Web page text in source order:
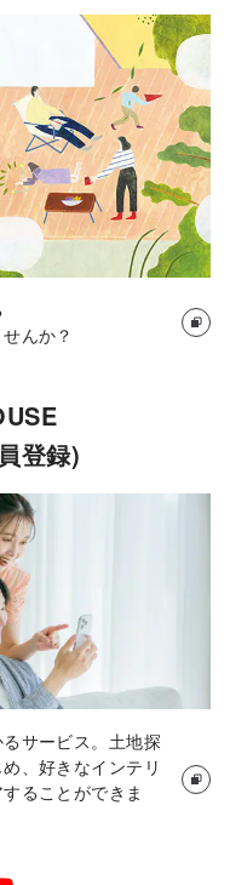
ークスペースを仕切る
ークスペースのおこも
見る
んか？
登録)
サービス。土地探
、好きなインテリ
ることができま